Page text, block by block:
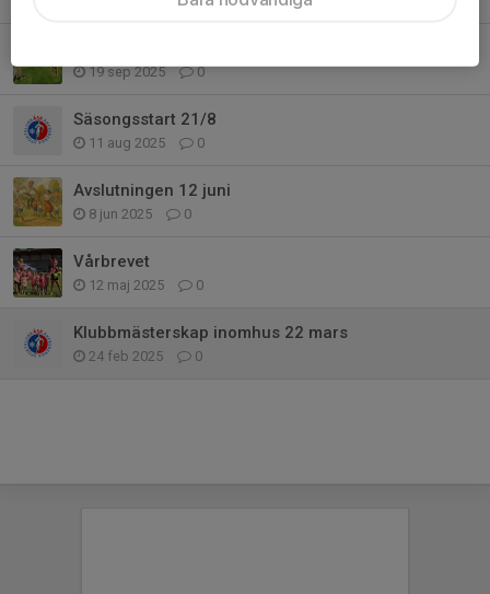
19 sep 2025 0
Säsongsstart 21/8
11 aug 2025 0
Avslutningen 12 juni
8 jun 2025 0
Vårbrevet
12 maj 2025 0
Klubbmästerskap inomhus 22 mars
24 feb 2025 0